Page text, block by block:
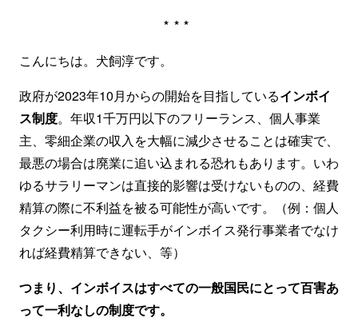
***
こんにちは。犬飼淳です。
政府が2023年10月からの開始を目指しているインボイ
ス制度。年収1千万円以下のフリーランス、個人事業
主、零細企業の収入を大幅に減少させることは確実で、
最悪の場合は廃業に追い込まれる恐れもあります。いわ
ゆるサラリーマンは直接的影響は受けないものの、経費
精算の際に不利益を被る可能性が高いです。（例：個人
タクシー利用時に運転手がインボイス発行事業者でなけ
れば経費精算できない、等）
つまり、インボイスはすべての一般国民にとって百害あ
って一利なしの制度です。